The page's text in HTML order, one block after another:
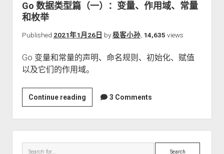
Go 数据类型篇（一）：变量、作用域、常量
和枚举
Published 2021年1月26日 by极客小孙, 14,635 views
Go 变量和常量的声明、命名规则、初始化、赋值
以及它们的作用域。
Continue readingGo
数
据
类
型
3 Comments
Search